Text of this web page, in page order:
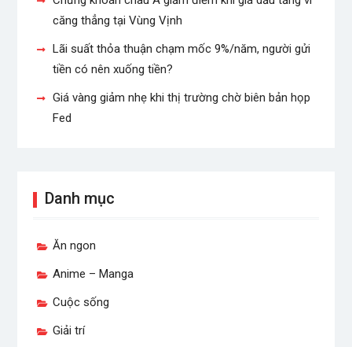
căng thẳng tại Vùng Vịnh
Lãi suất thỏa thuận chạm mốc 9%/năm, người gửi
tiền có nên xuống tiền?
Giá vàng giảm nhẹ khi thị trường chờ biên bản họp
Fed
Danh mục
Ăn ngon
Anime – Manga
Cuộc sống
Giải trí